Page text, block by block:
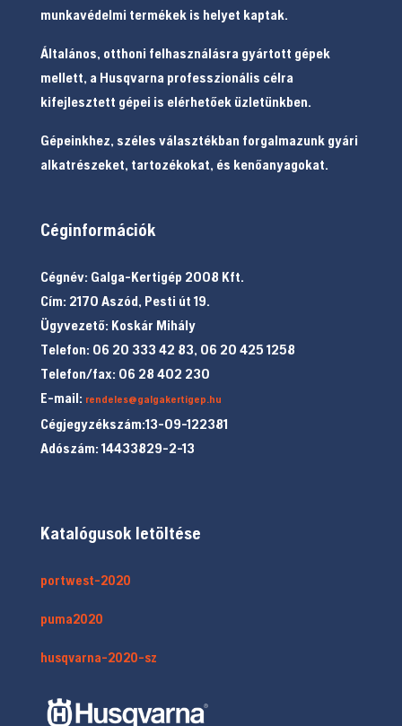
munkavédelmi termékek is helyet kaptak.
Általános, otthoni felhasználásra gyártott gépek
mellett, a Husqvarna professzionális célra
kifejlesztett gépei is elérhetőek üzletünkben.
Gépeinkhez, széles választékban forgalmazunk gyári
alkatrészeket, tartozékokat, és kenőanyagokat.
Céginformációk
Cégnév: Galga-Kertigép 2008 Kft.
Cím: 2170 Aszód, Pesti út 19.
Ügyvezető: Koskár Mihály
Telefon: 06 20 333 42 83, 06 20 425 1258
Telefon/fax: 06 28 402 230
E-mail: rendeles@galgakertigep.hu
Cégjegyzékszám:13-09-122381
Adószám: 14433829-2-13
Katalógusok letöltése
portwest-2020
puma2020
husqvarna-2020-sz